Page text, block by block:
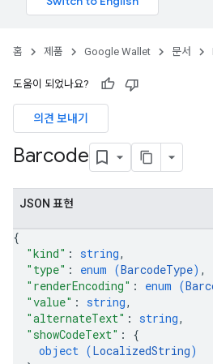
홈 제품 Google Wallet 문서
도움이 되었나요?
의견 보내기
Barcode
JSON 표현
{
"kind" : string,
"type" : enum (BarcodeType) ,
"renderEncoding" : enum (
"value" : string,
"alternateText" : string,
"showCodeText" : {
object (LocalizedString)